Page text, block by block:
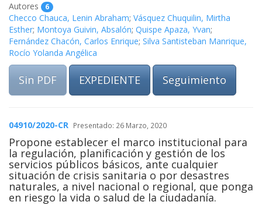
Autores 6
Checco Chauca, Lenin Abraham; Vásquez Chuquilin, Mirtha
Esther; Montoya Guivin, Absalón; Quispe Apaza, Yvan;
Fernández Chacón, Carlos Enrique; Silva Santisteban Manrique,
Rocío Yolanda Angélica
Sin PDF EXPEDIENTE Seguimiento
04910/2020-CR Presentado: 26 Marzo, 2020
Propone establecer el marco institucional para
la regulación, planificación y gestión de los
servicios públicos básicos, ante cualquier
situación de crisis sanitaria o por desastres
naturales, a nivel nacional o regional, que ponga
en riesgo la vida o salud de la ciudadanía.